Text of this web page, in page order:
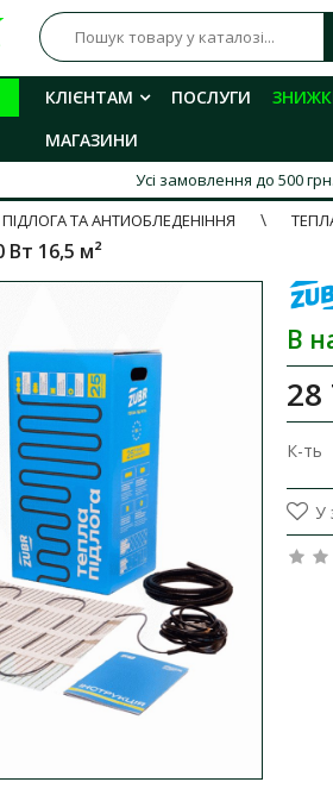
КЛІЄНТАМ ПОСЛУГИ
МАГАЗИНИ
Усі замовлення до 500
ТА АНТИОБЛЕДЕНІННЯ
Вт 16,5 м²
В
28
К-ть
У